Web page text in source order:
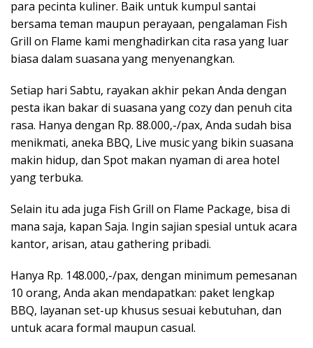
para pecinta kuliner. Baik untuk kumpul santai
bersama teman maupun perayaan, pengalaman Fish
Grill on Flame kami menghadirkan cita rasa yang luar
biasa dalam suasana yang menyenangkan.
Setiap hari Sabtu, rayakan akhir pekan Anda dengan
pesta ikan bakar di suasana yang cozy dan penuh cita
rasa. Hanya dengan Rp. 88.000,-/pax, Anda sudah bisa
menikmati, aneka BBQ, Live music yang bikin suasana
makin hidup, dan Spot makan nyaman di area hotel
yang terbuka.
Selain itu ada juga Fish Grill on Flame Package, bisa di
mana saja, kapan Saja. Ingin sajian spesial untuk acara
kantor, arisan, atau gathering pribadi.
Hanya Rp. 148.000,-/pax, dengan minimum pemesanan
10 orang, Anda akan mendapatkan: paket lengkap
BBQ, layanan set-up khusus sesuai kebutuhan, dan
untuk acara formal maupun casual.